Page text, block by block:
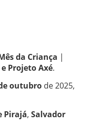
da Criança |
Projeto Axé.
outubro de 2025,
Pirajá, Salvador